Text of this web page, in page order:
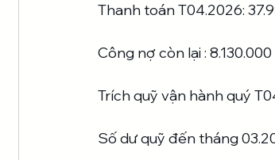
Thanh toán T04.2026:
Công nợ còn lại :
Trích quỹ vận hành quý
Số dư quỹ đến tháng